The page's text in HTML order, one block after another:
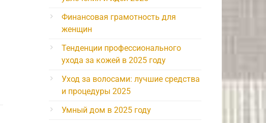
Финансовая грамотность для
женщин
Тенденции профессионального
ухода за кожей в 2025 году
Уход за волосами: лучшие средства
и процедуры 2025
Умный дом в 2025 году